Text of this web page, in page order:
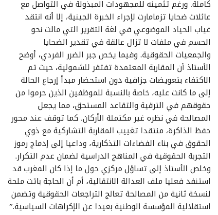
كاملة. ورغم تثمينه للمجهودات المبذولة في التواصل مع
عائلات ضحايا تزمامارت لإجراء الخبرة الجينية، إلا أنه انتقد
غياب الحياد الموضوعي في لغة التقرير التي مالت نحو
الحسم في ملفات لا تزال عالقة في تقدير الضحايا
والجمعيات الحقوقية. وفيما يخص جبر الضرر الفردي، أوضح
الأستاذ أن المقاربة المعتمدة تفتقر للشمولية، حيث تم
الاكتفاء بتعويضات جزافية دون استحضار مبدأ إرجاع الحالة
إلى ما كانت عليه، خاصة بالنسبة للموظفين الذين حرموا من
حقوقهم في الترقية والتقاعد المستحق، مما يجعل
المصالحة في نظره غير مكتملة الأركان. كما توقف عند محور
حفظ الذاكرة، منتقدا تغييب المقاربة التشاركية مع ذوي
الحقوق في بناء الفضاءات التذكارية، وداعيا إلى إدماج رموز
التجربة الحقوقية في المناهج الدراسية لضمان عدم التكرار.
وخلص الأستاذ إلى تساؤل مركزي حول ما إذا كان المغرب قد
استنفد فعليا ملف العدالة الانتقالية، أم أن الحاجة باتت ملحة
لنسخة ثانية من المصالحة تعالج التراجعات الحقوقية وتضمن
استقلالية المؤسسة الوطنية بعيدا عن الإكراهات السياسية.”